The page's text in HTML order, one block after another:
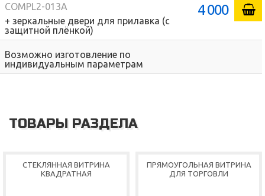
COMPL2-013A
+ зеркальные двери для прилавка (с
защитной плёнкой)
4 000
Возможно изготовление по
индивидуальным параметрам
ТОВАРЫ РАЗДЕЛА
СТЕКЛЯННАЯ ВИТРИНА
КВАДРАТНАЯ
ПРЯМОУГОЛЬНАЯ ВИТРИНА
ДЛЯ ТОРГОВЛИ